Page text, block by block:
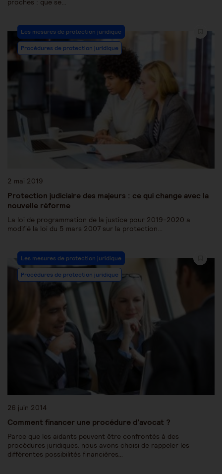
proches : que se…
Les mesures de protection juridique
Procédures de protection juridique
2 mai 2019
Protection judiciaire des majeurs : ce qui change avec la
nouvelle réforme
La loi de programmation de la justice pour 2019-2020 a
modifié la loi du 5 mars 2007 sur la protection…
Les mesures de protection juridique
Procédures de protection juridique
26 juin 2014
Comment financer une procédure d’avocat ?
Parce que les aidants peuvent être confrontés à des
procédures juridiques, nous avons choisi de rappeler les
différentes possibilités financières…